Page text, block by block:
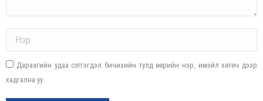
Дараагийн удаа сэтгэгдэл бичихийн тулд өөрийн нэр, имэйл хөтөч дээр
хадгална уу.